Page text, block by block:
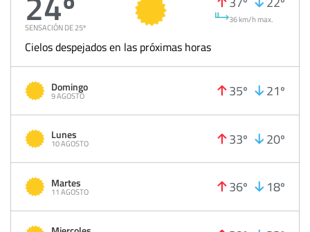
SENSACIÓN DE 25º
36 km/h max.
Cielos despejados en las próximas horas
Domingo
9 AGOSTO 35º 21º
Lunes
10 AGOSTO 33º 20º
Martes
11 AGOSTO 36º 18º